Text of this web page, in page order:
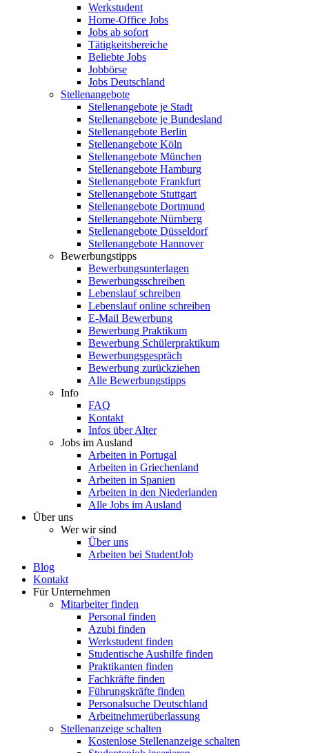
Werkstudent
Home-Office Jobs
Jobs ab sofort
Tätigkeitsbereiche
Beliebte Jobs
Jobbörse
Jobs Deutschland
Stellenangebote
Stellenangebote je Stadt
Stellenangebote je Bundesland
Stellenangebote Berlin
Stellenangebote Köln
Stellenangebote München
Stellenangebote Hamburg
Stellenangebote Frankfurt
Stellenangebote Stuttgart
Stellenangebote Dortmund
Stellenangebote Nürnberg
Stellenangebote Düsseldorf
Stellenangebote Hannover
Bewerbungstipps
Bewerbungsunterlagen
Bewerbungsschreiben
Lebenslauf schreiben
Lebenslauf online schreiben
E-Mail Bewerbung
Bewerbung Praktikum
Bewerbung Schülerpraktikum
Bewerbungsgespräch
Bewerbung zurückziehen
Alle Bewerbungstipps
Info
FAQ
Kontakt
Infos über Alter
Jobs im Ausland
Arbeiten in Portugal
Arbeiten in Griechenland
Arbeiten in Spanien
Arbeiten in den Niederlanden
Alle Jobs im Ausland
Über uns
Wer wir sind
Über uns
Arbeiten bei StudentJob
Blog
Kontakt
Für Unternehmen
Mitarbeiter finden
Personal finden
Azubi finden
Werkstudent finden
Studentische Aushilfe finden
Praktikanten finden
Fachkräfte finden
Führungskräfte finden
Personalsuche Deutschland
Arbeitnehmerüberlassung
Stellenanzeige schalten
Kostenlose Stellenanzeige schalten